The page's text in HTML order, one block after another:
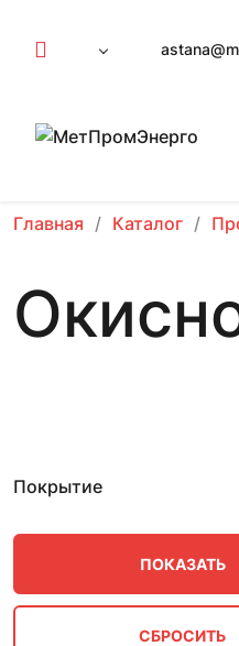
Главная Каталог
Покрытие